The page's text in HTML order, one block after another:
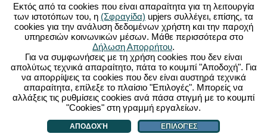
Σχετικά με το My Free Farm|
Η ιστορία πίσω από αυτό το παιχνίδι browser
Επικοινωνία/Συντελεστές|
Δήλωση Προστασίας Προσωπικών Δεδομένων|Κανόνες| Φόρουμ|
Υποστήριξη|My Free Farm 2 App |Google Play| App Store|
Παιχνίδια Browser - upjers.com|Διαχείριση Cookies
Εκτός από τα cookies που είναι απαραίτητα για τη λειτουργία
των ιστοτόπων του, η (Σφραγίδα) upjers συλλέγει, επίσης, τα
cookies για την ανάλυση δεδομένων χρήστη και την παροχή
υπηρεσιών κοινωνικών μέσων. Μάθε περισσότερα στο
Δήλωση Απορρήτου.
Για να συμφωνήσεις με τη χρήση cookies που δεν είναι
απολύτως τεχνικά απαραίτητο, πάτα το κουμπί "Αποδοχή". Για
να απορρίψεις τα cookies που δεν είναι αυστηρά τεχνικά
απαραίτητα, επίλεξε το πλαίσιο "Επιλογές". Μπορείς να
αλλάξεις τις ρυθμίσεις cookies ανά πάσα στιγμή με το κουμπί
"Cookies" στη γραμμή εργαλείων.
ΑΠΟΔΟΧΉ ΕΠΙΛΟΓΈΣ